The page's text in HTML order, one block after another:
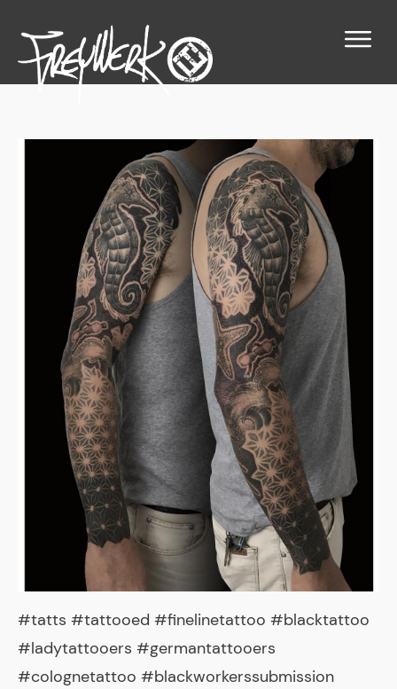
#tatts #tattooed #finelinetattoo #blacktattoo
#ladytattooers #germantattooers
#colognetattoo #blackworkerssubmission